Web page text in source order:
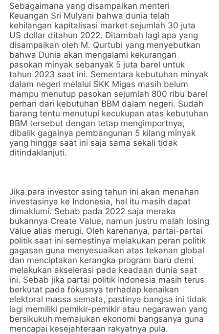
Sebagaimana yang disampaikan menteri
Keuangan Sri Mulyani bahwa dunia telah
kehilangan kapitalisasi market sejumlah 30 juta
US dollar ditahun 2022. Ditambah lagi apa yang
disampaikan oleh M. Qurtubi yang menyebutkan
bahwa Dunia akan mengalami kekurangan
pasokan minyak sebanyak 5 juta barel untuk
tahun 2023 saat ini. Sementara kebutuhan minyak
dalam negeri melalui SKK Migas masih belum
mampu menutup pasokan sejumlah 800 ribu barel
perhari dari kebutuhan BBM dalam negeri. Sudah
barang tentu menutupi kecukupan atas kebutuhan
BBM tersebut dengan tetap mengimportnya,
dibalik gagalnya pembangunan 5 kilang minyak
yang hingga saat ini saja sama sekali tidak
ditindaklanjuti.
Jika para investor asing tahun ini akan menahan
investasinya ke Indonesia, hal itu masih dapat
dimaklumi. Sebab pada 2022 saja meraka
bukannya Create Value, namun justru malah losing
Value alias merugi. Oleh karenanya, partai-partai
politik saat ini semestinya melakukan peran politik
gagasan guna menyesuaikan atas tekanan global
dan menciptakan kerangka program baru demi
melakukan akselerasi pada keadaan dunia saat
ini. Sebab jika partai politik Indonesia masih terus
berkutat pada fokusnya terhadap kenaikan
elektoral massa semata, pastinya bangsa ini tidak
lagi memiliki pemikir-pemikir atau negarawan yang
bersikukuh memajukan ekonomi bangsanya guna
mencapai kesejahteraan rakyatnya pula.